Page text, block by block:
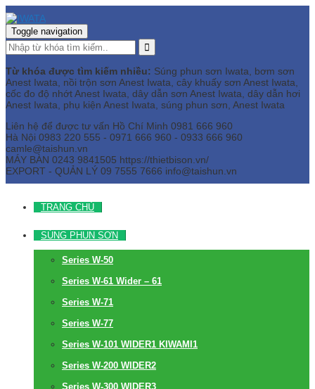
Toggle navigation
Từ khóa được tìm kiếm nhiều: Súng phun sơn Iwata, bơm sơn
Anest Iwata, nồi trộn sơn Anest Iwata, cây khuấy sơn Anest Iwata,
cốc đo độ nhớt Anest Iwata, dây dẫn sơn Anest Iwata, dây dẫn hơi
Anest Iwata, phụ kiện Anest Iwata, súng phun sơn, Anest Iwata
Liên hệ để được tư vấn Hồ Chí Minh 0981 666 960
Hà Nội 0983 220 555 - 0971 666 960 - 0933 666 960
camle@taishun.vn
MÁY BÀN 0243 9841505 https://thietbison.vn/
EXPORT - QUẢN LÝ 09 7555 7666 info@taishun.vn
TRANG CHỦ
SÚNG PHUN SƠN
Series W-50
Series W-61 Wider – 61
Series W-71
Series W-77
Series W-101 WIDER1 KIWAMI1
Series W-200 WIDER2
Series W-300 WIDER3